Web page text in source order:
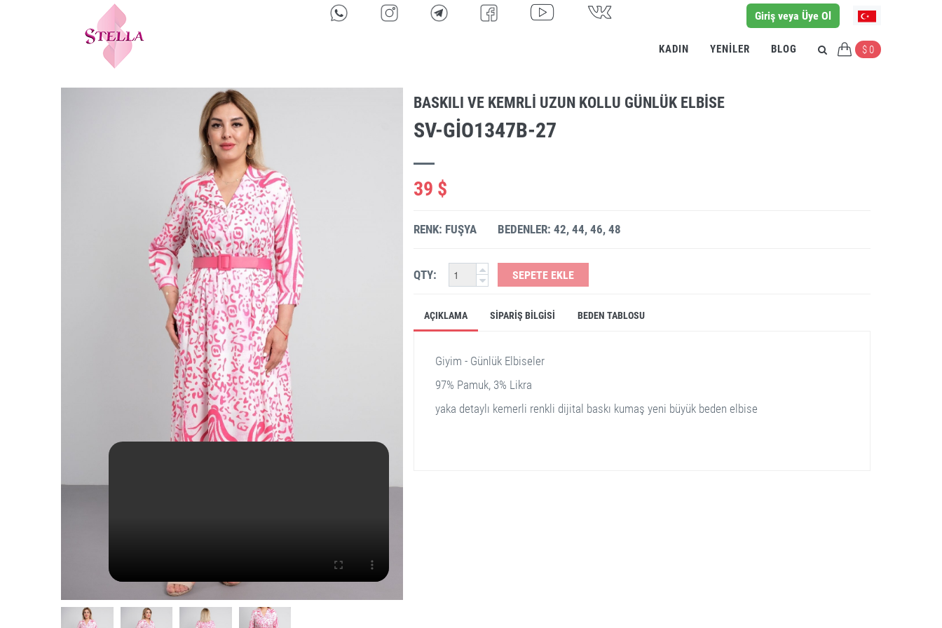
Giriş veya Üye Ol
KADIN YENILER BLOG $ 0
BASKILI VE KEMRLI UZUN KOLLU GÜNLÜK ELBISE
SV-GIO1347B-27
39 $
RENK: FUŞYA BEDENLER: 42, 44, 46, 48
QTY: SEPETE EKLE
AÇIKLAMA SIPARIŞ BILGISI BEDEN TABLOSU
Giyim - Günlük Elbiseler
97% Pamuk, 3% Likra
yaka detaylı kemerli renkli dijital baskı kumaş yeni büyük beden elbise